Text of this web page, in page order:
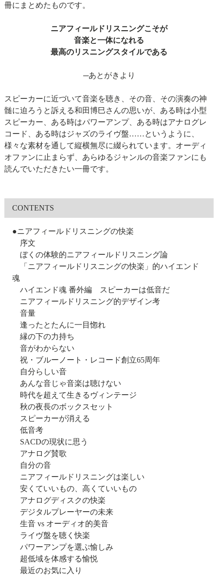
冊にまとめたものです。
ニアフィールドリスニングこそが
音楽と一体になれる
最高のリスニングスタイルである
─あとがきより
スピーカーに近づいて音楽を聴き、その音、その演奏の神
髄に迫ろうと訴える和田博巳さんの思いが、ある時は小型
スピーカー、ある時はパワーアンプ、ある時はアナログレ
コード、ある時はジャズのライヴ盤……というように、
様々な素材を通して縦横無尽に綴られています。オーディ
オファンに止まらず、あらゆるジャンルの音楽ファンにも
読んでいただきたい一冊です。
CONTENTS
●ニアフィールドリスニングの快楽
序文
ぼくの体験的ニアフィールドリスニング論
「ニアフィールドリスニングの快楽」的ハイエンド
魂
ハイエンド魂 番外編 スピーカーは低音だ
ニアフィールドリスニング的デザイン考
音量
逢ったとたんに一目惚れ
縁の下の力持ち
音がわからない
祝・ブルーノート・レコード創立65周年
自分らしい音
あんな音じゃ音楽は聴けない
時代を超えて生きるヴィンテージ
秋の夜長のボックスセット
スピーカーが消える
低音考
SACDの現状に思う
アナログ賛歌
自分の音
ニアフィールドリスニングは楽しい
安くていいもの、高くていいもの
アナログディスクの快楽
デジタルプレーヤーの未来
生音 vs オーディオ的美音
ライヴ盤を聴く快楽
パワーアンプを選ぶ愉しみ
超低域を体感する愉悦
最近のお気に入り